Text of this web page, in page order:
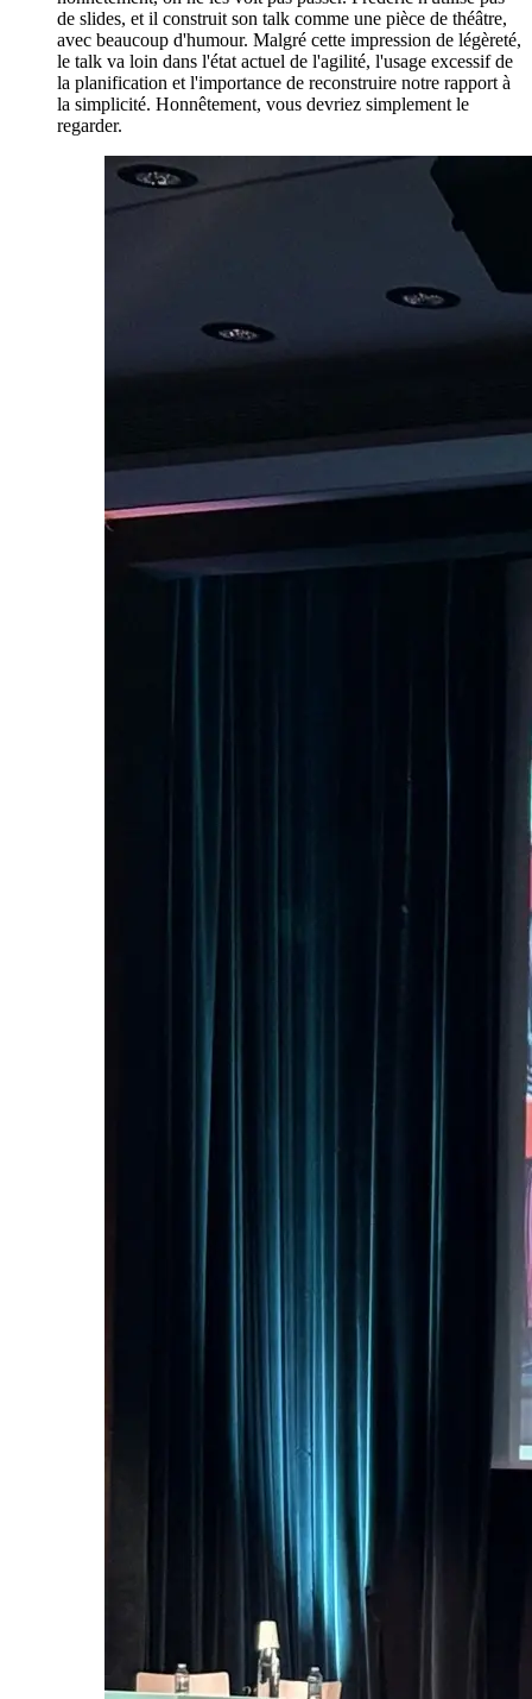
de slides, et il construit son talk comme une pièce de théâtre,
avec beaucoup d'humour. Malgré cette impression de légèreté,
le talk va loin dans l'état actuel de l'agilité, l'usage excessif de
la planification et l'importance de reconstruire notre rapport à
la simplicité. Honnêtement, vous devriez simplement le
regarder.